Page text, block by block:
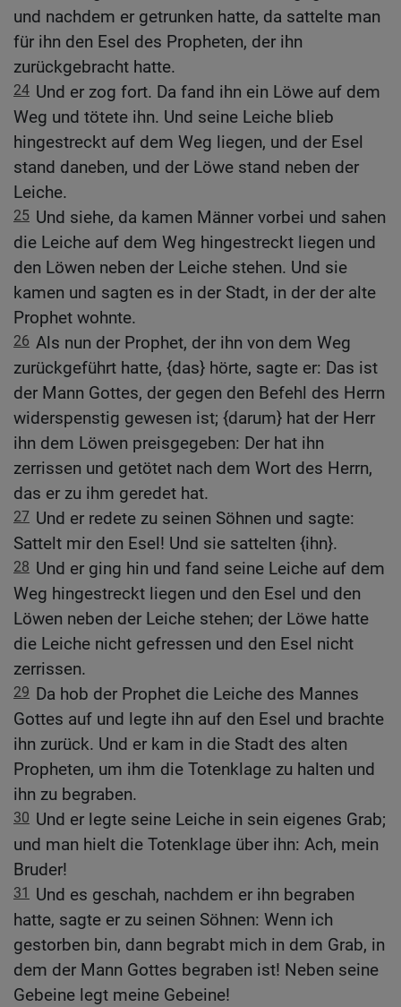
und nachdem er getrunken hatte, da sattelte man
für ihn den Esel des Propheten, der ihn
zurückgebracht hatte.
24 Und er zog fort. Da fand ihn ein Löwe auf dem
Weg und tötete ihn. Und seine Leiche blieb
hingestreckt auf dem Weg liegen, und der Esel
stand daneben, und der Löwe stand neben der
Leiche.
25 Und siehe, da kamen Männer vorbei und sahen
die Leiche auf dem Weg hingestreckt liegen und
den Löwen neben der Leiche stehen. Und sie
kamen und sagten es in der Stadt, in der der alte
Prophet wohnte.
26 Als nun der Prophet, der ihn von dem Weg
zurückgeführt hatte, {das} hörte, sagte er: Das ist
der Mann Gottes, der gegen den Befehl des Herrn
widerspenstig gewesen ist; {darum} hat der Herr
ihn dem Löwen preisgegeben: Der hat ihn
zerrissen und getötet nach dem Wort des Herrn,
das er zu ihm geredet hat.
27 Und er redete zu seinen Söhnen und sagte:
Sattelt mir den Esel! Und sie sattelten {ihn}.
28 Und er ging hin und fand seine Leiche auf dem
Weg hingestreckt liegen und den Esel und den
Löwen neben der Leiche stehen; der Löwe hatte
die Leiche nicht gefressen und den Esel nicht
zerrissen.
29 Da hob der Prophet die Leiche des Mannes
Gottes auf und legte ihn auf den Esel und brachte
ihn zurück. Und er kam in die Stadt des alten
Propheten, um ihm die Totenklage zu halten und
ihn zu begraben.
30 Und er legte seine Leiche in sein eigenes Grab;
und man hielt die Totenklage über ihn: Ach, mein
Bruder!
31
Und es geschah, nachdem er ihn begraben
hatte, sagte er zu seinen Söhnen: Wenn ich
gestorben bin, dann begrabt mich in dem Grab, in
dem der Mann Gottes begraben ist! Neben seine
Gebeine legt meine Gebeine!